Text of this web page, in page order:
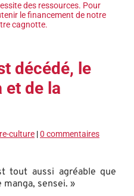
des ressources. Pour
le financement de notre
cagnotte.
décédé, le
et de la
culture |0 commentaires
tout aussi agréable que
manga, sensei. »